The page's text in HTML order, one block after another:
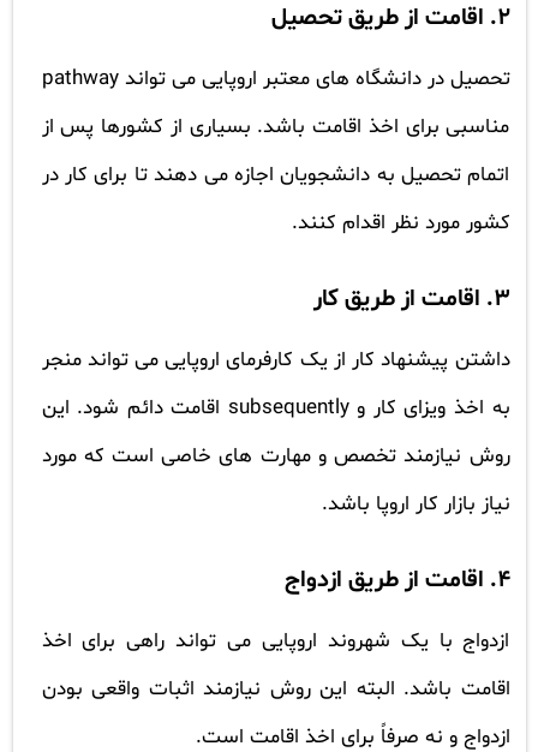
2. اقامت از طریق تحصیل
تحصیل در دانشگاه های معتبر اروپایی می تواند pathway
مناسبی برای اخذ اقامت باشد. بسیاری از کشورها پس از
اتمام تحصیل به دانشجویان اجازه می دهند تا برای کار در
کشور مورد نظر اقدام کنند.
3. اقامت از طریق کار
داشتن پیشنهاد کار از یک کارفرمای اروپایی می تواند منجر
به اخذ ویزای کار و subsequently اقامت دائم شود. این
روش نیازمند تخصص و مهارت های خاصی است که مورد
نیاز بازار کار اروپا باشد.
4. اقامت از طریق ازدواج
ازدواج با یک شهروند اروپایی می تواند راهی برای اخذ
اقامت باشد. البته این روش نیازمند اثبات واقعی بودن
ازدواج و نه صرفاً برای اخذ اقامت است.